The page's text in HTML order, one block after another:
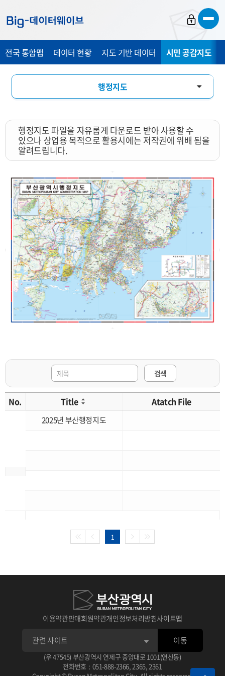
가
기
가
기
가
기
전국 통합맵 데이터 현황 지도 기반 데이터 시민 공감지도
행정지도
지도 활용 서비스
행정지도 파일을 자유롭게 다운로드 받아 사용할 수
있으나 상업용 목적으로 활용시에는 저작권에 위배 됨을
알려드립니다.
검색
No. Title Atatch File
2025년 부산행정지도
1
이용약관판매회원약관개인정보처리방침사이트맵
(우 47545) 부산광역시 연제구 중앙대로 1001(연산동)
전화번호 : 051-888-2366 2365, 2361
이동